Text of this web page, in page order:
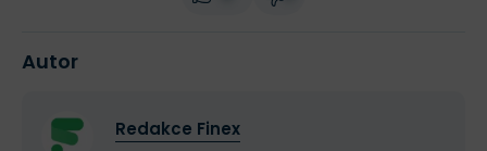
Autor
Redakce Finex